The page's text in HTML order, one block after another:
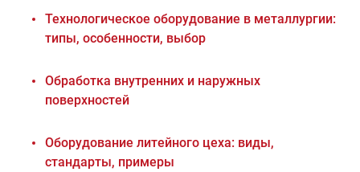
Технологическое оборудование в металлургии:
типы, особенности, выбор
Обработка внутренних и наружных
поверхностей
Оборудование литейного цеха: виды,
стандарты, примеры